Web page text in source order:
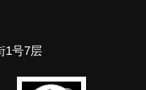
1号7层